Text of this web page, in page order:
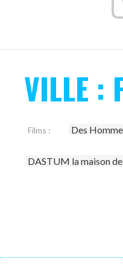
VILLE :
Films : Des
DASTUM la maison